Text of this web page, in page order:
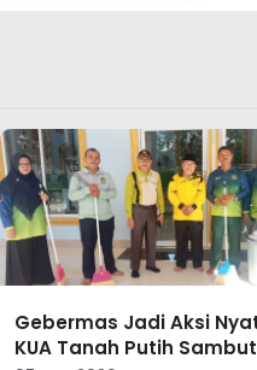
Gotong Royong
Halaman Kantor, KUA